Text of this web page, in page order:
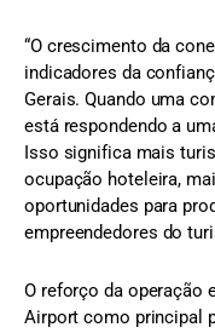
“O crescimento da
indicadores da
Gerais. Quando uma
está respondendo a
Isso significa mais
ocupação hoteleira,
oportunidades para
empreendedores do
O reforço da operação
Airport como principal